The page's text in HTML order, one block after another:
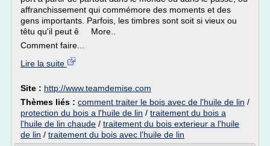
affranchissement qui commémore des moments et des
gens importants. Parfois, les timbres sont soit si vieux ou
têtu qu'il peut ê More..
Comment faire...
Lire la suite
Site : http://www.teamdemise.com
Thèmes liés : comment traiter le bois avec de l'huile de lin /
protection du bois a l'huile de lin / traitement du bois a
l'huile de lin chaude / traitement du bois exterieur a l'huile
de lin / traitement du bois avec l'huile de lin